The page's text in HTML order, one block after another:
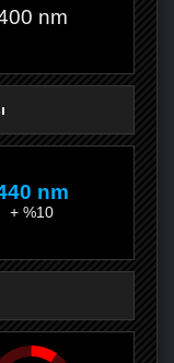
nm
nm
+ %10